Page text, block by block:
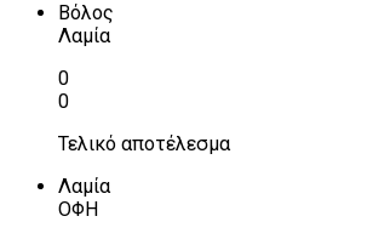
Βόλος
Λαμία
0
0
Τελικό αποτέλεσμα
Λαμία
ΟΦΗ